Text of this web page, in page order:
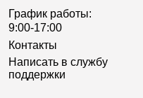
График работы:
9:00-17:00
Контакты
Написать в службу
поддержки